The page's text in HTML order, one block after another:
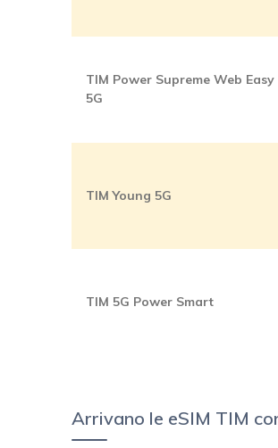
TIM Power Supreme Web Easy
5G
TIM Young 5G
TIM 5G Power Smart
Arrivano le eSIM TIM